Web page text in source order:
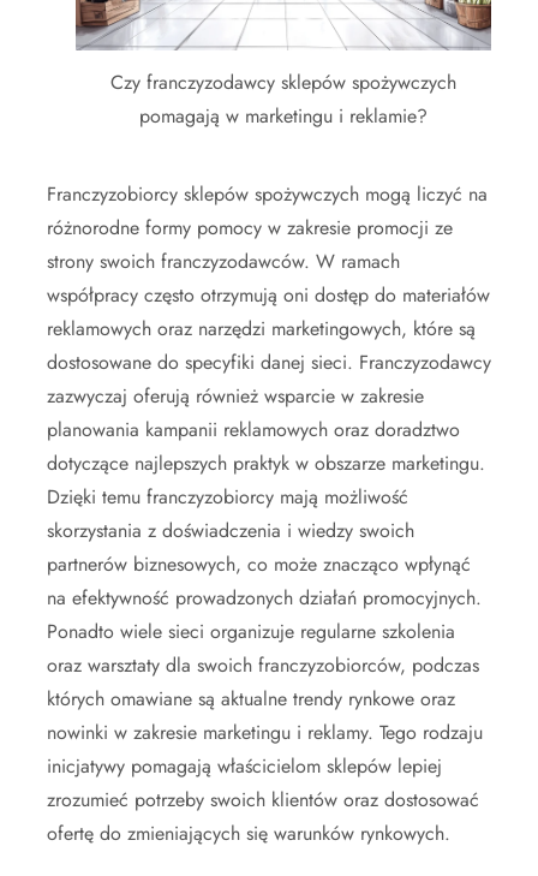
Czy franczyzodawcy sklepów spożywczych
pomagają w marketingu i reklamie?
Franczyzobiorcy sklepów spożywczych mogą liczyć na
różnorodne formy pomocy w zakresie promocji ze
strony swoich franczyzodawców. W ramach
współpracy często otrzymują oni dostęp do materiałów
reklamowych oraz narzędzi marketingowych, które są
dostosowane do specyfiki danej sieci. Franczyzodawcy
zazwyczaj oferują również wsparcie w zakresie
planowania kampanii reklamowych oraz doradztwo
dotyczące najlepszych praktyk w obszarze marketingu.
Dzięki temu franczyzobiorcy mają możliwość
skorzystania z doświadczenia i wiedzy swoich
partnerów biznesowych, co może znacząco wpłynąć
na efektywność prowadzonych działań promocyjnych.
Ponadto wiele sieci organizuje regularne szkolenia
oraz warsztaty dla swoich franczyzobiorców, podczas
których omawiane są aktualne trendy rynkowe oraz
nowinki w zakresie marketingu i reklamy. Tego rodzaju
inicjatywy pomagają właścicielom sklepów lepiej
zrozumieć potrzeby swoich klientów oraz dostosować
ofertę do zmieniających się warunków rynkowych.